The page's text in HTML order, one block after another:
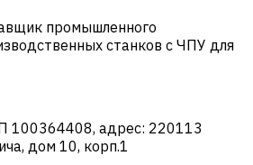
промышленного
станков с ЧПУ для
адрес: 220113
дом 10, корп.1